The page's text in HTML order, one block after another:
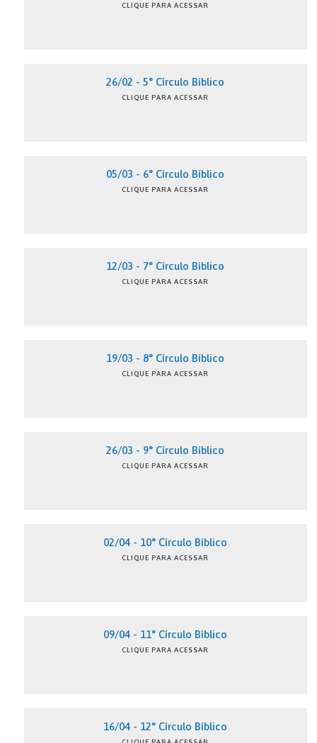
CLIQUE PARA ACESSAR
26/02 - 5° Círculo Bíblico
CLIQUE PARA ACESSAR
05/03 - 6° Círculo Bíblico
CLIQUE PARA ACESSAR
12/03 - 7° Círculo Bíblico
CLIQUE PARA ACESSAR
19/03 - 8° Círculo Bíblico
CLIQUE PARA ACESSAR
26/03 - 9° Círculo Bíblico
CLIQUE PARA ACESSAR
02/04 - 10° Círculo Bíblico
CLIQUE PARA ACESSAR
09/04 - 11° Círculo Bíblico
CLIQUE PARA ACESSAR
16/04 - 12° Círculo Bíblico